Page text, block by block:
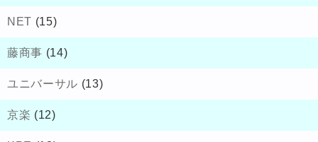
NET (15)
藤商事 (14)
ユニバーサル (13)
京楽 (12)